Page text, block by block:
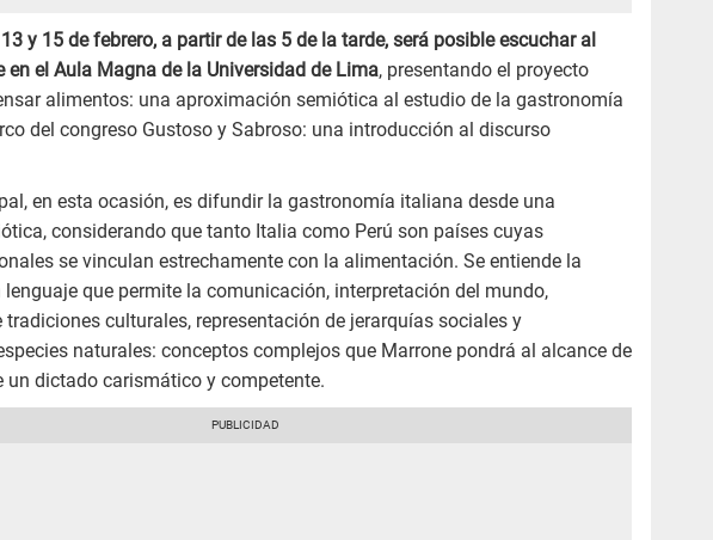
y 15 de febrero, a partir de las 5 de la tarde, será posible escuchar al
en el Aula Magna de la Universidad de Lima, presentando el proyecto
alimentos: una aproximación semiótica al estudio de la gastronomía
del congreso Gustoso y Sabroso: una introducción al discurso
en esta ocasión, es difundir la gastronomía italiana desde una
considerando que tanto Italia como Perú son países cuyas
se vinculan estrechamente con la alimentación. Se entiende la
que permite la comunicación, interpretación del mundo,
tradiciones culturales, representación de jerarquías sociales y
naturales: conceptos complejos que Marrone pondrá al alcance de
un dictado carismático y competente.